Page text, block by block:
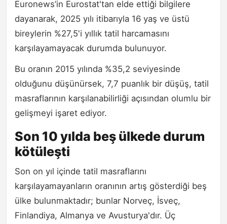
Euronews’in Eurostat'tan elde ettiği bilgilere
dayanarak, 2025 yılı itibarıyla 16 yaş ve üstü
bireylerin %27,5'i yıllık tatil harcamasını
karşılayamayacak durumda bulunuyor.
Bu oranın 2015 yılında %35,2 seviyesinde
olduğunu düşünürsek, 7,7 puanlık bir düşüş, tatil
masraflarının karşılanabilirliği açısından olumlu bir
gelişmeyi işaret ediyor.
Son 10 yılda beş ülkede durum
kötüleşti
Son on yıl içinde tatil masraflarını
karşılayamayanların oranının artış gösterdiği beş
ülke bulunmaktadır; bunlar Norveç, İsveç,
Finlandiya, Almanya ve Avusturya'dır. Üç